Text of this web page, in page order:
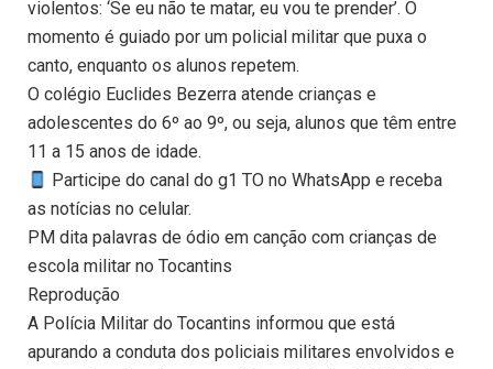
violentos: ‘Se eu não te matar, eu vou te prender’. O
momento é guiado por um policial militar que puxa o
canto, enquanto os alunos repetem.
O colégio Euclides Bezerra atende crianças e
adolescentes do 6º ao 9º, ou seja, alunos que têm entre
11 a 15 anos de idade.
Participe do canal do g1 TO no WhatsApp e receba
as notícias no celular.
PM dita palavras de ódio em canção com crianças de
escola militar no Tocantins
Reprodução
A Polícia Militar do Tocantins informou que está
apurando a conduta dos policiais militares envolvidos e